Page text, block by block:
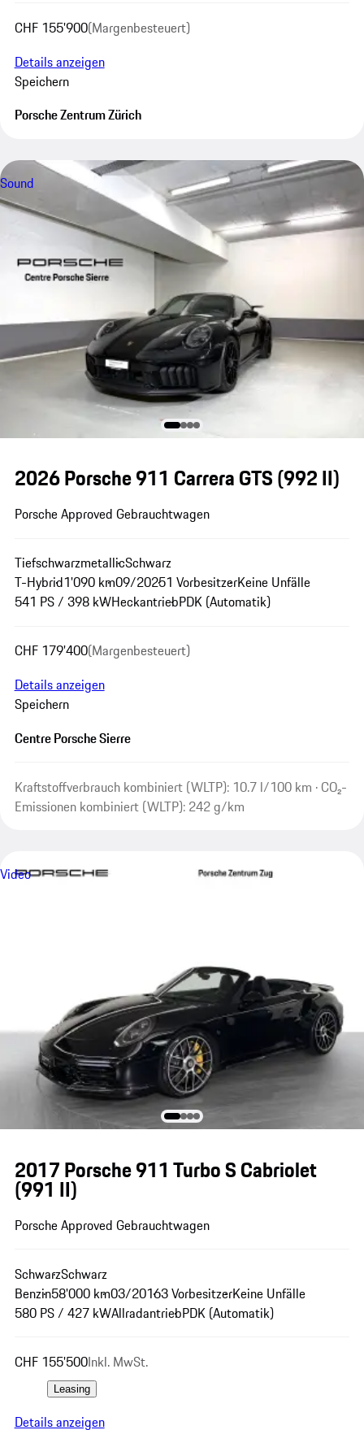
CHF 155'900(Margenbesteuert)
Details anzeigen
Speichern
Porsche Zentrum Zürich
Sound
2026 Porsche 911 Carrera GTS(992 II)
Porsche Approved Gebrauchtwagen
TiefschwarzmetallicSchwarz
T-Hybrid1'090 km09/20251 VorbesitzerKeine Unfälle
541 PS / 398 kWHeckantriebPDK (Automatik)
CHF 179'400(Margenbesteuert)
Details anzeigen
Speichern
Centre Porsche Sierre
Kraftstoffverbrauch kombiniert (WLTP): 10.7 l/100 km · CO₂-
Emissionen kombiniert (WLTP): 242 g/km
Video
2017 Porsche 911 Turbo S Cabriolet
(991 II)
Porsche Approved Gebrauchtwagen
SchwarzSchwarz
Benzin58'000 km03/20163 VorbesitzerKeine Unfälle
580 PS / 427 kWAllradantriebPDK (Automatik)
CHF 155'500Inkl. MwSt.
Leasing
Details anzeigen